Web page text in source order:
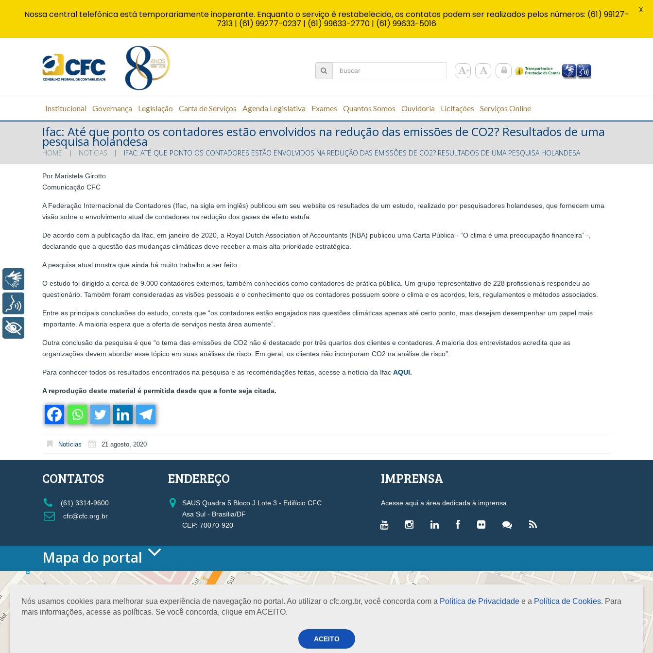
Institucional Governança Legislação Carta de Serviços Agenda Legislativa Exames Quantos Somos Ouvidoria Licitações Serviços Online
Ifac: Até que ponto os contadores estão envolvidos na redução das emissões de CO2? Resultados de uma
pesquisa holandesa
HOME NOTÍCIAS IFAC: ATÉ QUE PONTO OS CONTADORES ESTÃO ENVOLVIDOS NA REDUÇÃO DAS EMISSÕES DE CO2? RESULTADOS DE UMA PESQUISA HOLANDESA
Por Maristela Girotto
Comunicação CFC
A Federação Internacional de Contadores (Ifac, na sigla em inglês) publicou em seu website os resultados de um estudo, realizado por pesquisadores holandeses, que fornecem uma
visão sobre o envolvimento atual de contadores na redução dos gases de efeito estufa.
De acordo com a publicação da Ifac, em janeiro de 2020, a Royal Dutch Association of Accountants (NBA) publicou uma Carta Pública - “O clima é uma preocupação financeira” -,
declarando que a questão das mudanças climáticas deve receber a mais alta prioridade estratégica.
A pesquisa atual mostra que ainda há muito trabalho a ser feito.
O estudo foi dirigido a cerca de 9.000 contadores externos, também conhecidos como contadores de prática pública. Um grupo representativo de 228 profissionais respondeu ao
questionário. Também foram consideradas as visões pessoais e o conhecimento que os contadores possuem sobre o clima e os acordos, leis, regulamentos e métodos associados.
Entre as principais conclusões do estudo, consta que “os contadores estão engajados nas questões climáticas apenas até certo ponto, mas desejam desempenhar um papel mais
importante. A maioria espera que a oferta de serviços nesta área aumente”.
Outra conclusão da pesquisa é que “o tema das emissões de CO2 não é destacado por três quartos dos clientes e contadores. A maioria dos entrevistados acredita que as
organizações devem abordar esse tópico em suas análises de risco. Em geral, os clientes não incorporam CO2 na análise de risco”.
Para conhecer todos os resultados encontrados na pesquisa e as recomendações feitas, acesse a notícia da Ifac AQUI.
A reprodução deste material é permitida desde que a fonte seja citada.
Notícias 21 agosto, 2020
Nós usamos cookies para melhorar sua experiência de navegação no portal. Ao utilizar o cfc.org.br, você concorda com a Política de Privacidade e a Política de Cookies. Para
mais informações, acesse as políticas. Se você concorda, clique em ACEITO.
ACEITO
CONTATOS
(61) 3314-9600
cfc@cfc.org.br
ENDEREÇO
SAUS Quadra 5 Bloco J Lote 3 - Edifício CFC
Asa Sul - Brasília/DF
CEP: 70070-920
IMPRENSA
Acesse aqui a área dedicada à imprensa.
Mapa do portal
HOME
O CONSELHO
Conselho Diretor
Nossa Sede
Planejamento
VICE-PRESIDÊNCIAS
Administrativa
Controle Interno
Desenvolvimento Profissional
Fiscalização, Ética e Disciplina
LEGISLAÇÃO
Leis
Decretos-Lei
Nossa central telefônica está temporariamente inoperante. Enquanto o serviço é restabelecido, os contatos podem ser realizados pelos números: (61) 99127-
7313 | (61) 99277-0237 | (61) 99633-2770 | (61) 99633-5016
X
Libras
+ Acessibilidade